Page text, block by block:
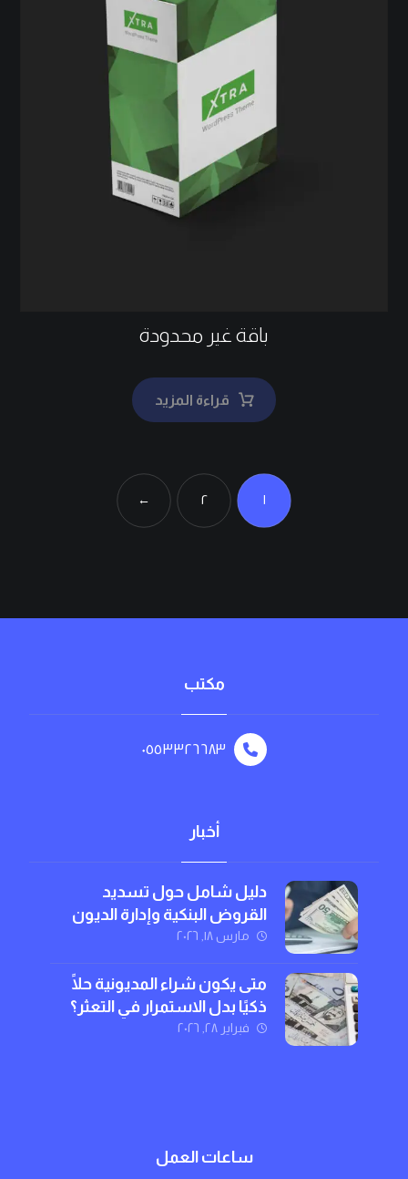
باقة غير محدودة
قراءة المزيد
١ ٢ ←
مكتب
٠٥٥٣٣٢٦٦٨٣
أخبار
دليل شامل حول تسديد
القروض البنكية وإدارة الديون
بذكاءمارس ١٨, ٢٠٢٦
متى يكون شراء المديونية حلًا
ذكيًا بدل الاستمرار في التعثر؟
فبراير ٢٨, ٢٠٢٦
ساعات العمل